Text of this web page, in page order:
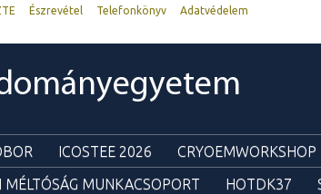
Észrevétel Telefonkönyv
Adatvédelem
ICOSTEE 2026 CRYOEMWORKSHOP
MÉLTÓSÁG MUNKACSOPORT HOTDK37